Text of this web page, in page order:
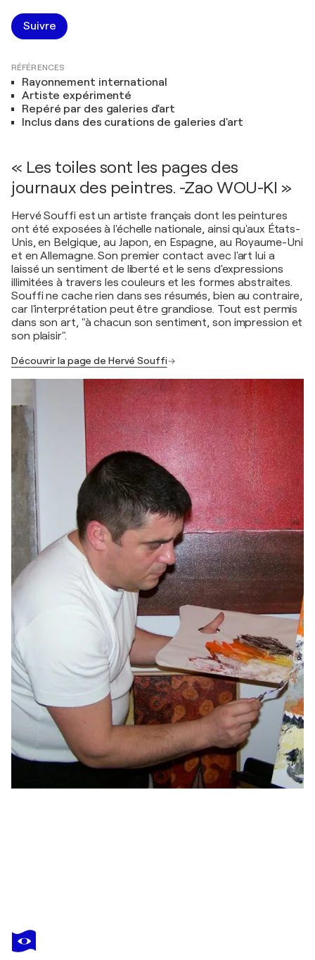
Suivre
RÉFÉRENCES
Rayonnement international
Artiste expérimenté
Repéré par des galeries d'art
Inclus dans des curations de galeries d'art
« Les toiles sont les pages des
journaux des peintres. -Zao WOU-KI »
Hervé Souffi est un artiste français dont les peintures
ont été exposées à l'échelle nationale, ainsi qu'aux États-
Unis, en Belgique, au Japon, en Espagne, au Royaume-Uni
et en Allemagne. Son premier contact avec l'art lui a
laissé un sentiment de liberté et le sens d'expressions
illimitées à travers les couleurs et les formes abstraites.
Souffi ne cache rien dans ses résumés, bien au contraire,
car l'interprétation peut être grandiose. Tout est permis
dans son art, "à chacun son sentiment, son impression et
son plaisir".
Découvrir la page de Hervé Souffi
HERVÉ SOUFFI
Maxi tête noir et blanc